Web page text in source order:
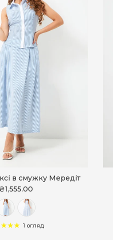
в смужку Мередіт
₴1,555.00
1 огляд